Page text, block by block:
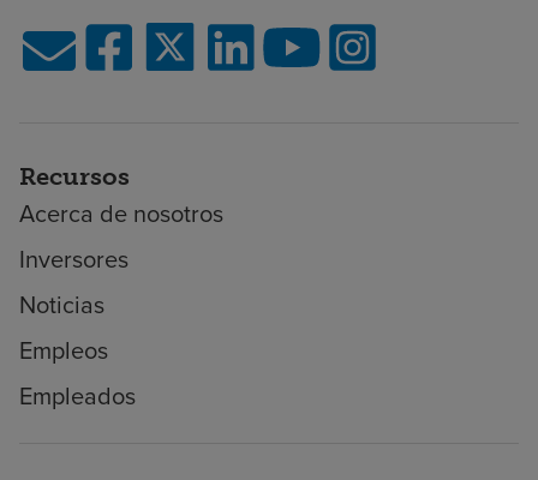
Recursos
Acerca de nosotros
Inversores
Noticias
Empleos
Empleados